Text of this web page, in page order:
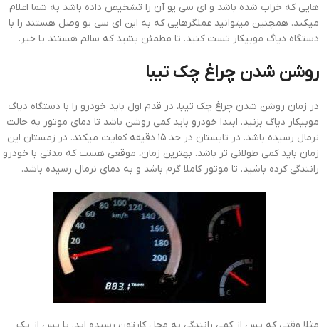
هایی که خراب شده باشد و ای سی یو آن را تشخیص داده باشد به شما اعلام
میکند. همچنین میتوانید عملگرهایی که به این ای سی یو وصل هستند را با
دستگاه دیاگ موبیکار تست کنید. تا مطمئن بشید که سالم هستند یا خیر.
روشن شدن چراغ چک تیبا
در زمان روشن شدن چراغ چک تیبا، در قدم اول باید خودرو را با دستگاه دیاگ
موبیکار دیاگ بزنید. ابتدا خودرو باید کمی روشن باشد تا دمای موتور به حالت
نرمال رسیده باشد. در تابستان در حد ۱۵ دقیقه کفایت میکند. در زمستان این
زمان باید کمی طولانی تر باشد. بهترین زمان، موقعی هست که مدتی با خودرو
رانندگی کرده باشید. تا موتور کاملا گرم باشد و به دمای نرمال رسیده باشد.